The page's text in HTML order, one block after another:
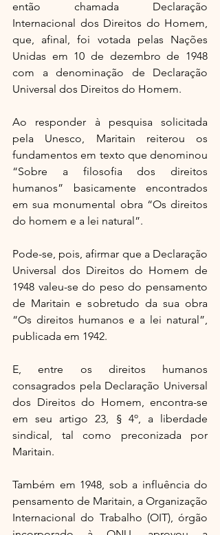
então chamada Declaração
Internacional dos Direitos do Homem,
que, afinal, foi votada pelas Nações
Unidas em 10 de dezembro de 1948
com a denominação de Declaração
Universal dos Direitos do Homem.
Ao responder à pesquisa solicitada
pela Unesco, Maritain reiterou os
fundamentos em texto que denominou
“Sobre a filosofia dos direitos
humanos” basicamente encontrados
em sua monumental obra “Os direitos
do homem e a lei natural”.
Pode-se, pois, afirmar que a Declaração
Universal dos Direitos do Homem de
1948 valeu-se do peso do pensamento
de Maritain e sobretudo da sua obra
“Os direitos humanos e a lei natural”,
publicada em 1942.
E, entre os direitos humanos
consagrados pela Declaração Universal
dos Direitos do Homem, encontra-se
em seu artigo 23, § 4º, a liberdade
sindical, tal como preconizada por
Maritain.
Também em 1948, sob a influência do
pensamento de Maritain, a Organização
Internacional do Trabalho (OIT), órgão